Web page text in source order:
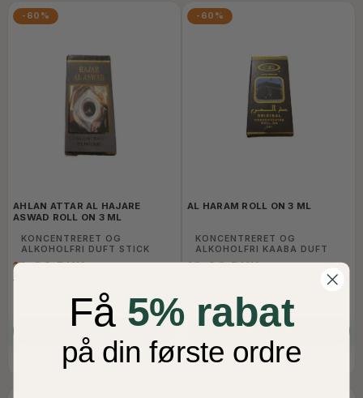
-60%
AHLAN ATTAR AL HAJARE
ASWAD ROLL ON 3 ML
KONCENTRERET OG
ALKOHOLFRI DUFT STICK
10,00 DKK
25,00 DKK
-60%
AL HARAM ROLL ON 3 ML
KONCENTRERET OG
ALKOHOLFRI KAABA DUFT
10,00 DKK
På Lager
Få 5% rabat
på din første ordre